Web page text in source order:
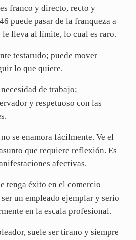
franco y directo, recto y
puede pasar de la franqueza a
le lleva al límite, lo cual es raro.
testarudo; puede mover
lo que quiere.
de trabajo;
y respetuoso con las
se enamora fácilmente. Ve el
que requiere reflexión. Es
afectivas.
tenga éxito en el comercio
un empleado ejemplar y serio
en la escala profesional.
suele ser tirano y siempre